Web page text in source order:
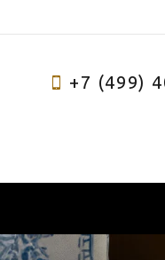
+7 (499)